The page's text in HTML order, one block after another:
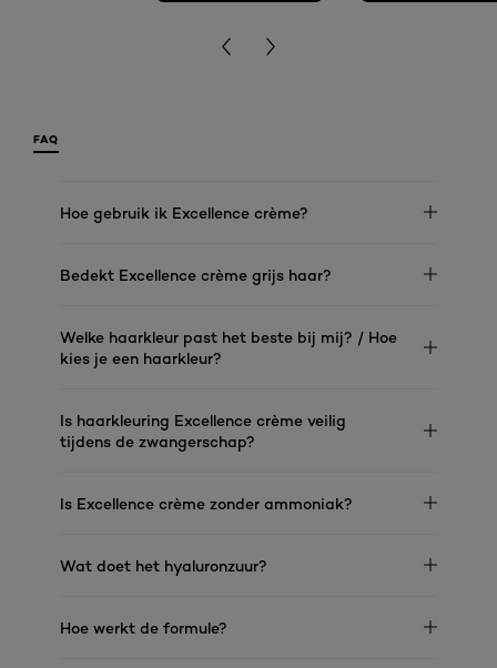
FAQ
Hoe gebruik ik Excellence crème?
Bedekt Excellence crème grijs haar?
Welke haarkleur past het beste bij mij? / Hoe
kies je een haarkleur?
Is haarkleuring Excellence crème veilig
tijdens de zwangerschap?
Is Excellence crème zonder ammoniak?
Wat doet het hyaluronzuur?
Hoe werkt de formule?